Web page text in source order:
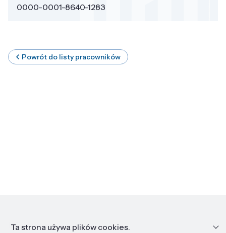
0000-0001-8640-1283
Powrót do listy pracowników
Informacje
Ta strona używa plików cookies.